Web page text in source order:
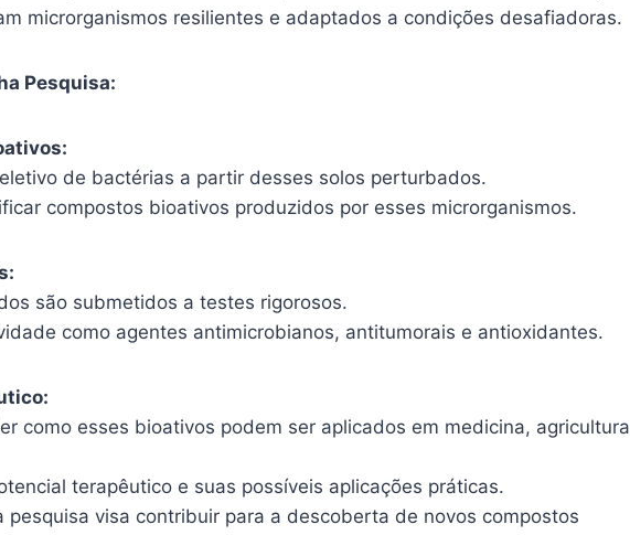
microrganismos resilientes e adaptados a condições desafiadoras.
Pesquisa:
de bactérias a partir desses solos perturbados.
compostos bioativos produzidos por esses microrganismos.
são submetidos a testes rigorosos.
como agentes antimicrobianos, antitumorais e antioxidantes.
como esses bioativos podem ser aplicados em medicina, agricultura
terapêutico e suas possíveis aplicações práticas.
pesquisa visa contribuir para a descoberta de novos compostos